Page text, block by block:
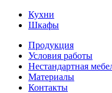
Кухни
Шкафы
Продукция
Условия работы
Нестандартная
Материалы
Контакты